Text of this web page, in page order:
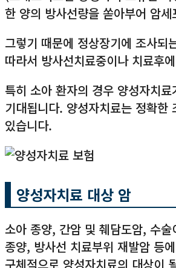
한 양의 방사선량을 쏟아부어 암
그렇기 때문에 정상장기에 조사되
따라서 방사선치료중이나 치료후
특히 소아 환자의 경우 양성자치
기대됩니다. 양성자치료는 정확
있습니다.
양성자치료 대상 암
소아 종양, 간암 및 췌담도암, 수
종양, 방사선 치료부위 재발암 등
구체적으로 양성자치료의 대상이